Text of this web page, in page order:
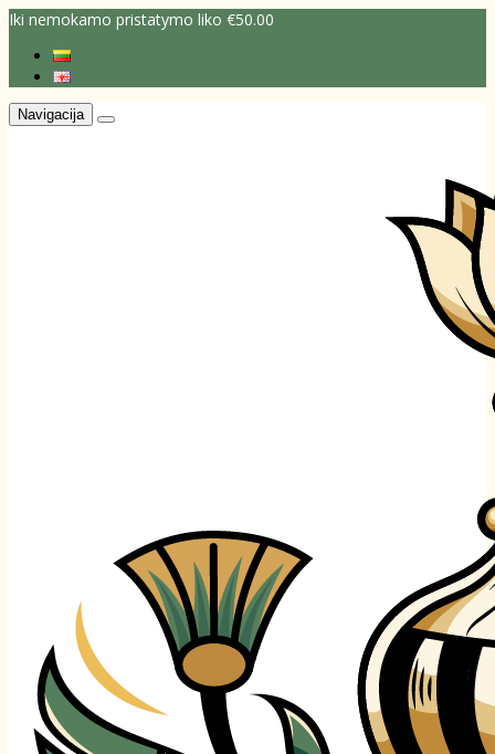
Iki nemokamo pristatymo liko €50.00
Navigacija